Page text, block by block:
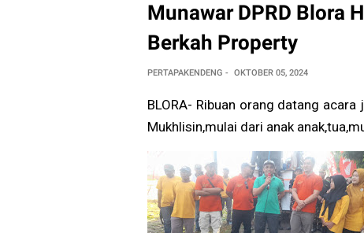
Munawar DPRD Blora
Berkah Property
PERTAPAKENDENG OKTOBER 05, 2024
BLORA- Ribuan orang datang
Mukhlisin,mulai dari anak